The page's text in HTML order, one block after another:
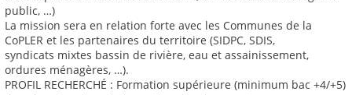
public, …)
La mission sera en relation forte avec les Communes de la
CoPLER et les partenaires du territoire (SIDPC, SDIS,
syndicats mixtes bassin de rivière, eau et assainissement,
ordures ménagères, …).
PROFIL RECHERCHÉ : Formation supérieure (minimum bac +4/+5)